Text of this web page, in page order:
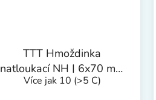
TTT Hmoždinka
natloukací NH | 6x70 mm
1bal/50ks
Více jak 10 (>5 C)